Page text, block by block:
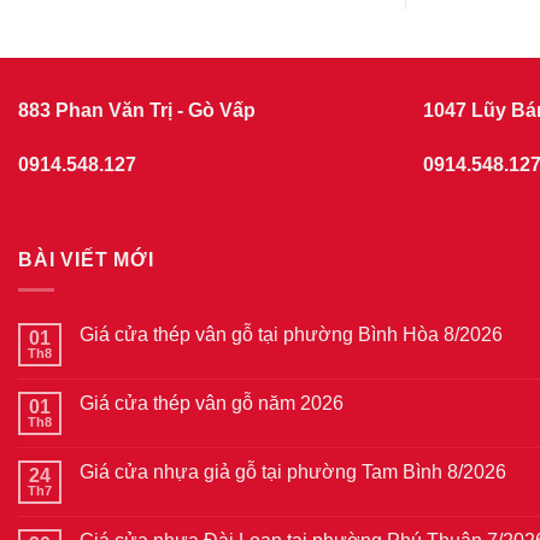
883 Phan Văn Trị - Gò Vấp
0914.548.127
1047 Lũy
0914.548.127
BÀI VIẾT MỚI
01
Th8
Giá cửa thép vân gỗ tại phường Bình Hòa 8/2026
luận
thép
vân
phường
01
Th8
Giá cửa thép vân gỗ năm 2026
luận
thép
24
Th7
Giá cửa nhựa giả gỗ tại phường Tam Bình 8/2026